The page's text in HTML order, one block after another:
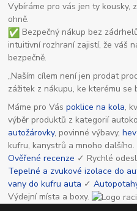
Vybíráme pro vás jen ty kousky,
ohně.
Bezpečný nákup bez
intuitivní rozhraní zajistí, že váš
bezpečně.
„Naším cílem není jen prodat
zážitek z nákupu, ke kterému se
Máme pro Váspoklice na kola,
výběr produktů z kategorií
autožárovky, povinné výbavy,
kufru, kanystrů a mnoho
Ověřené recenze ✓ Rychlé
Tepelné a zvukové izolace do
vany do kufru auta ✓
Výdejní místa a boxy.